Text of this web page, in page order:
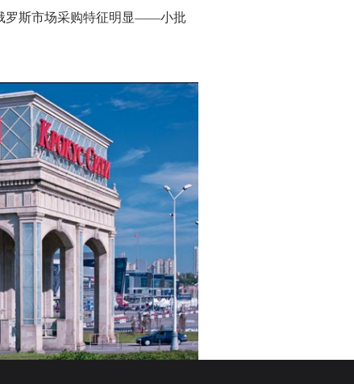
罗斯市场采购特征明显——小批